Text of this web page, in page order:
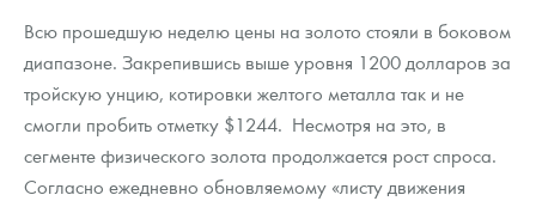
Год Лошади
Флот: ледоколы и корабли
Жетоны "Необыкновенные обитатели глубин"
Монеты
Политика конфиденциальности
Политика использования Cookies
Пресс-служба
Всю прошедшую неделю цены на золото стояли в боковом
диапазоне. Закрепившись выше уровня 1200 долларов за
тройскую унцию, котировки желтого металла так и не
смогли пробить отметку $1244. Несмотря на это, в
сегменте физического золота продолжается рост спроса.
Согласно ежедневно обновляемому «листу движения